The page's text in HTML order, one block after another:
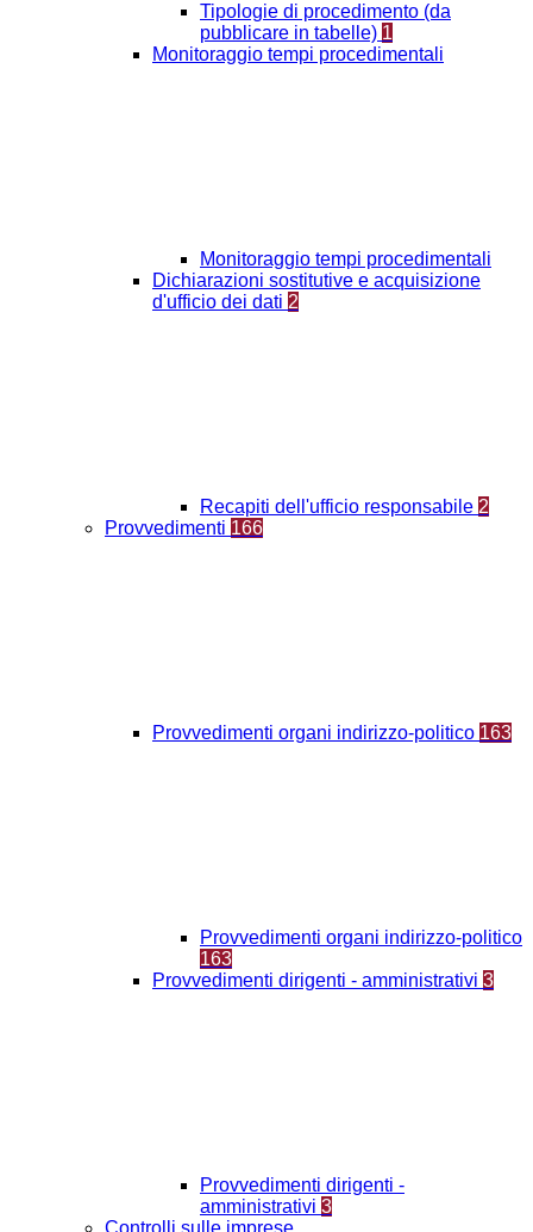
Tipologie di procedimento (da
pubblicare in tabelle) 1
Monitoraggio tempi procedimentali
Monitoraggio tempi procedimentali
Dichiarazioni sostitutive e acquisizione
d'ufficio dei dati 2
Recapiti dell'ufficio responsabile 2
Provvedimenti 166
Provvedimenti organi indirizzo-politico 163
Provvedimenti organi indirizzo-politico
163
Provvedimenti dirigenti - amministrativi 3
Provvedimenti dirigenti -
amministrativi 3